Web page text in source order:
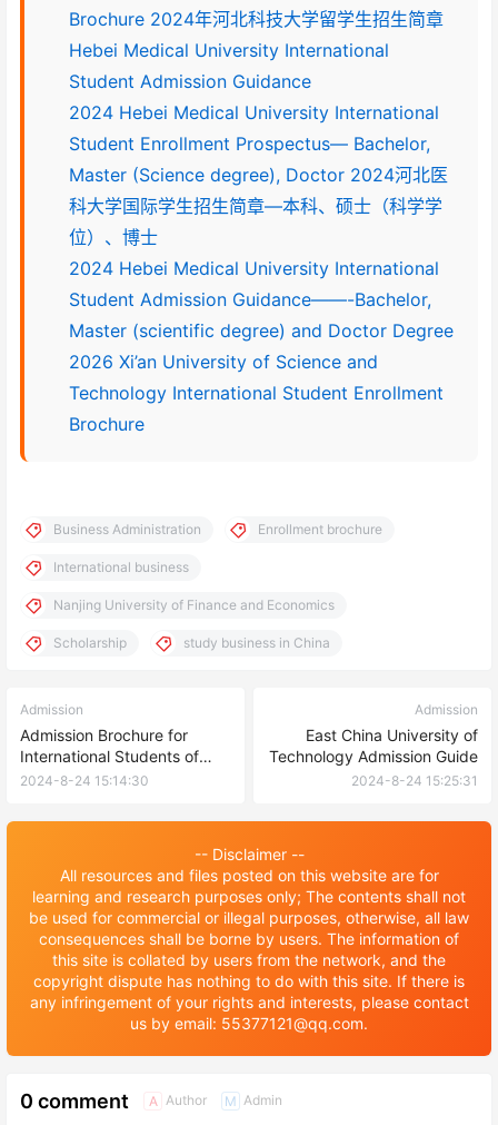
Brochure 2024年河北科技大学留学生招生简章
Hebei Medical University International
Student Admission Guidance
2024 Hebei Medical University International
Student Enrollment Prospectus— Bachelor,
Master (Science degree), Doctor 2024河北医
科大学国际学生招生简章—本科、硕士（科学学
位）、博士
2024 Hebei Medical University International
Student Admission Guidance——-Bachelor,
Master (scientific degree) and Doctor Degree
2026 Xi’an University of Science and
Technology International Student Enrollment
Brochure
Business Administration Enrollment brochure
International business
Nanjing University of Finance and Economics
Scholarship study business in China
Admission
Admission Brochure for
International Students of
Jingdezhen University
2024-8-24 15:14:30
Admission
East China University of
Technology Admission Guide
2024-8-24 15:25:31
-- Disclaimer --
All resources and files posted on this website are for
learning and research purposes only; The contents shall not
be used for commercial or illegal purposes, otherwise, all law
consequences shall be borne by users. The information of
this site is collated by users from the network, and the
copyright dispute has nothing to do with this site. If there is
any infringement of your rights and interests, please contact
us by email: 55377121@qq.com.
0 comment A Author M Admin